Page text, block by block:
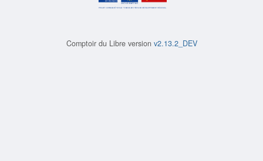
Comptoir du Libre version v2.13.2_DEV